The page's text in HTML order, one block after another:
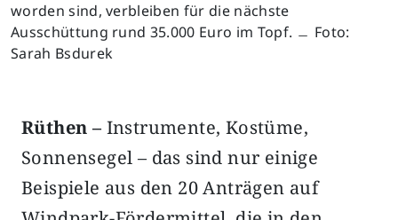
worden sind, verbleiben für die nächste
Ausschüttung rund 35.000 Euro im Topf. ﹘ Foto:
Sarah Bsdurek
Rüthen – Instrumente, Kostüme,
Sonnensegel – das sind nur einige
Beispiele aus den 20 Anträgen auf